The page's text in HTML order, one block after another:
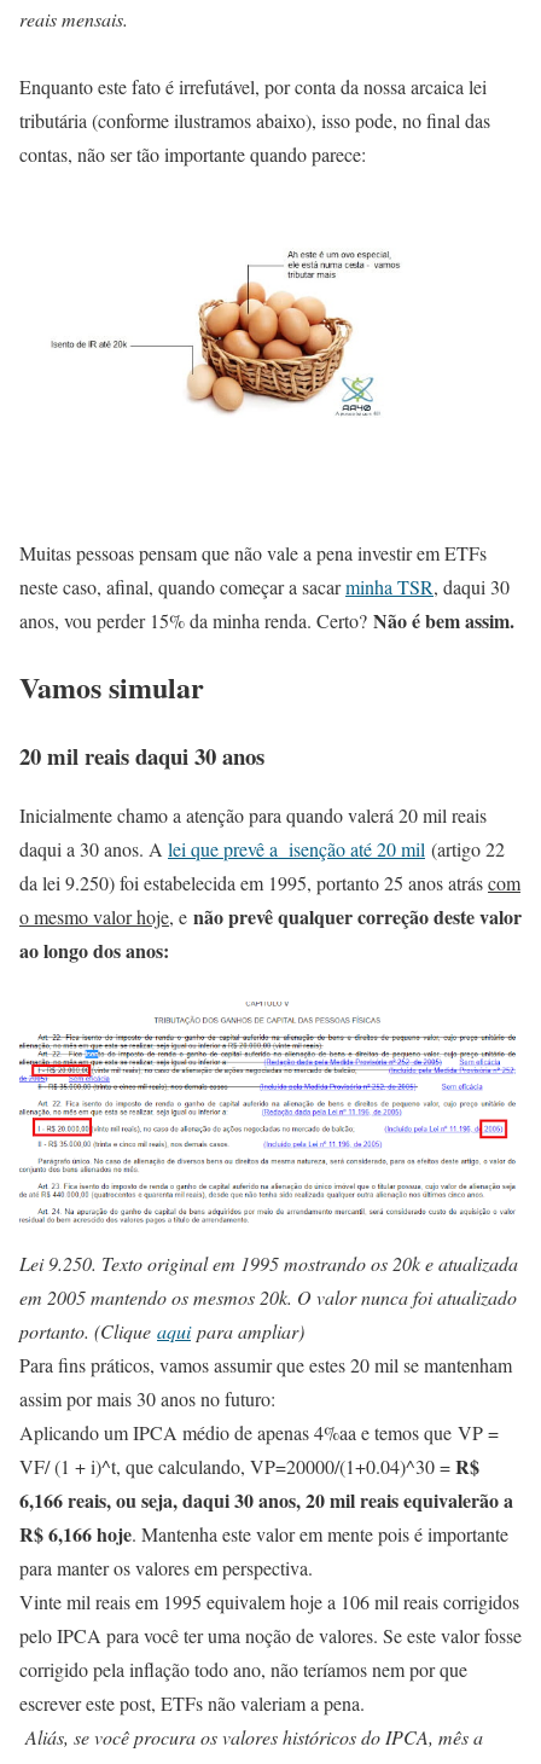
reais mensais.
Enquanto este fato é irrefutável, por conta da nossa arcaica lei
tributária (conforme ilustramos abaixo), isso pode, no final das
contas, não ser tão importante quando parece:
Muitas pessoas pensam que não vale a pena investir em ETFs
neste caso, afinal, quando começar a sacarminha TSR, daqui 30
anos, vou perder 15% da minha renda. Certo? Não é bem assim.
Vamos simular
20 mil reais daqui 30 anos
Inicialmente chamo a atenção para quando valerá 20 mil reais
daqui a 30 anos. A lei que prevê a isenção até 20 mil (artigo 22
da lei 9.250) foi estabelecida em 1995, portanto 25 anos atráscom
o mesmo valor hoje, e não prevê qualquer correção deste valor
ao longo dos anos:
Lei 9.250. Texto original em 1995 mostrando os 20k e atualizada
em 2005 mantendo os mesmos 20k. O valor nunca foi atualizado
portanto. (Clique aquipara ampliar)
Para fins práticos, vamos assumir que estes 20 mil se mantenham
assim por mais 30 anos no futuro:
Aplicando um IPCA médio de apenas 4%aa e temos que VP =
VF/ (1 + i)^t, que calculando, VP=20000/(1+0.04)^30 =R$
6,166 reais, ou seja, daqui 30 anos, 20 mil reais equivalerão a
R$ 6,166 hoje. Mantenha este valor em mente pois é importante
para manter os valores em perspectiva.
Vinte mil reais em 1995 equivalem hoje a 106 mil reais corrigidos
pelo IPCA para você ter uma noção de valores. Se este valor fosse
corrigido pela inflação todo ano, não teríamos nem por que
escrever este post, ETFs não valeriam a pena.
Aliás, se você procura os valores históricos do IPCA, mês a